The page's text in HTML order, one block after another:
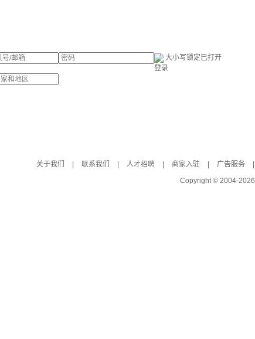
大小写锁定已打开
登录
关于我们
联系我们 人才招聘 商家入驻 广告服务
Copyright © 2004-2026